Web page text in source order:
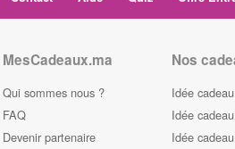
MesCadeaux.ma
Qui sommes nous ?
FAQ
Devenir partenaire
Nos
Idée
Idée
Idée